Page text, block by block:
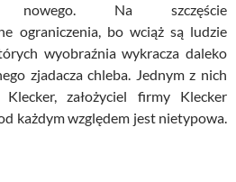
nowego. Na szczęście
ograniczenia, bo wciąż są ludzie
wyobraźnia wykracza daleko
zjadacza chleba. Jednym z nich
założyciel firmy Klecker
każdym względem jest nietypowa.
– piękna bestia